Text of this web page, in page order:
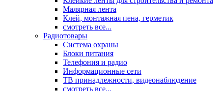
Малярная лента
Клей, монтажная пена, герметик
смотреть все...
Радиотовары
Система охраны
Блоки питания
Телефония и радио
Информационные сети
ТВ принадлежности, видеонаблюдение
смотреть все...